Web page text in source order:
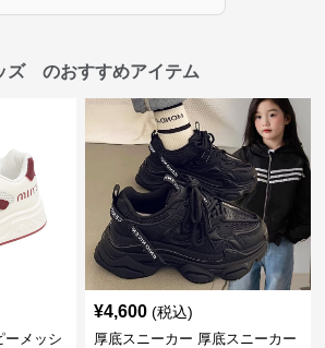
ズ のおすすめアイテム
ーメッシ
¥4,600 (税込)
厚底スニーカー 厚底スニーカー